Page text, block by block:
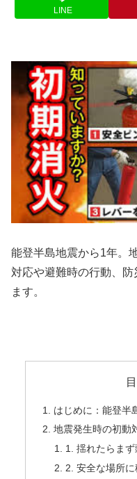
LINE
能登半島地震から1年。
対応や避難時の行動、
ます。
はじめに：能登半
地震発生時の初動
1. 揺れたらまず
2. 安全な場所に